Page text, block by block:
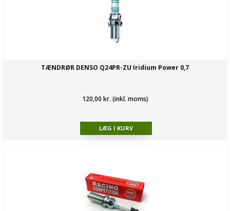
TÆNDRØR DENSO Q24PR-ZU Iridium Power 0,7
120,00 kr. (inkl. moms)